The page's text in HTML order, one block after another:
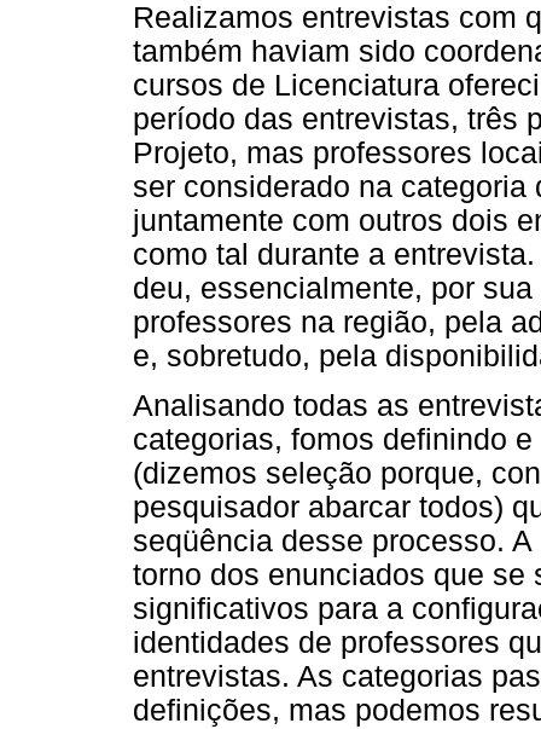
Realizamos entrevistas com
também haviam sido
cursos de Licenciatura
período das entrevistas, três
Projeto, mas professores
ser considerado na
juntamente com outros dois
como tal durante a
deu, essencialmente, por
professores na região, pela
e, sobretudo, pela
Analisando todas as
categorias, fomos definindo
(dizemos seleção porque,
pesquisador abarcar todos)
seqüência desse processo.
torno dos enunciados que se
significativos para a
identidades de professores
entrevistas. As categorias
definições, mas podemos